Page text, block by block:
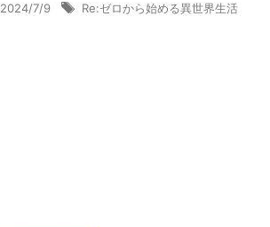
2024/7/9 Re:ゼロから始める異世界生活